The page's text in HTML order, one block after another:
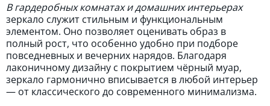
В гардеробных комнатах и домашних интерьерах
зеркало служит стильным и функциональным
элементом. Оно позволяет оценивать образ в
полный рост, что особенно удобно при подборе
повседневных и вечерних нарядов. Благодаря
лаконичному дизайну с покрытием чёрный муар,
зеркало гармонично вписывается в любой интерьер
— от классического до современного минимализма.